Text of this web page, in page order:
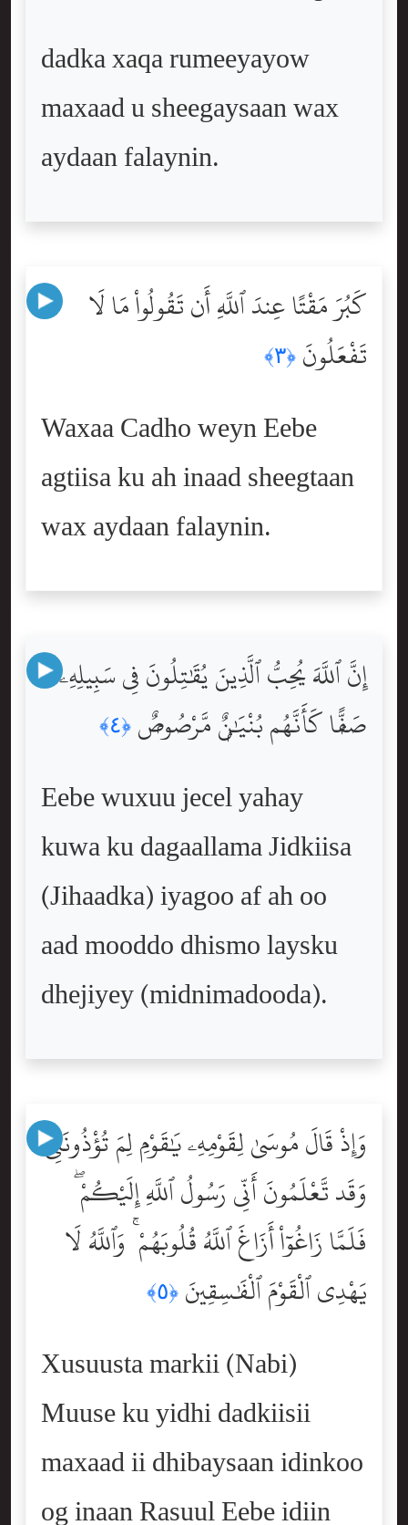
dadka xaqa rumeeyayow
maxaad u sheegaysaan wax
aydaan falaynin.
كَبُرَ مَقْتًا عِندَ ٱللَّهِ أَن تَقُولُواْ مَا لَا
تَفْعَلُونَ ﴿٣﴾
Waxaa Cadho weyn Eebe
agtiisa ku ah inaad sheegtaan
wax aydaan falaynin.
إِنَّ ٱللَّهَ يُحِبُّ ٱلَّذِينَ يُقَٰتِلُونَ فِى سَبِيلِهِۦ
صَفًّۭا كَأَنَّهُم بُنْيَٰنٌۭ مَّرْصُوصٌۭ ﴿٤﴾
Eebe wuxuu jecel yahay
kuwa ku dagaallama Jidkiisa
(Jihaadka) iyagoo af ah oo
aad mooddo dhismo laysku
dhejiyey (midnimadooda).
وَإِذْ قَالَ مُوسَىٰ لِقَوْمِهِۦ يَٰقَوْمِ لِمَ تُؤْذُونَنِى
وَقَد تَّعْلَمُونَ أَنِّى رَسُولُ ٱللَّهِ إِلَيْكُمْ ۖ
فَلَمَّا زَاغُوٓاْ أَزَاغَ ٱللَّهُ قُلُوبَهُمْ ۚ وَٱللَّهُ لَا
يَهْدِى ٱلْقَوْمَ ٱلْفَٰسِقِينَ ﴿٥﴾
Xusuusta markii (Nabi)
Muuse ku yidhi dadkiisii
maxaad ii dhibaysaan idinkoo
og inaan Rasuul Eebe idiin